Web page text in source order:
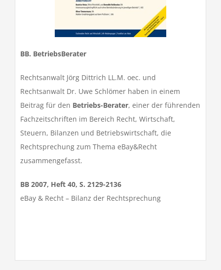
BB. BetriebsBerater
Rechtsanwalt Jörg Dittrich LL.M. oec. und
Rechtsanwalt Dr. Uwe Schlömer haben in einem
Beitrag für den Betriebs-Berater, einer der führenden
Fachzeitschriften im Bereich Recht, Wirtschaft,
Steuern, Bilanzen und Betriebswirtschaft, die
Rechtsprechung zum Thema eBay&Recht
zusammengefasst.
BB 2007, Heft 40, S. 2129-2136
eBay & Recht – Bilanz der Rechtsprechung